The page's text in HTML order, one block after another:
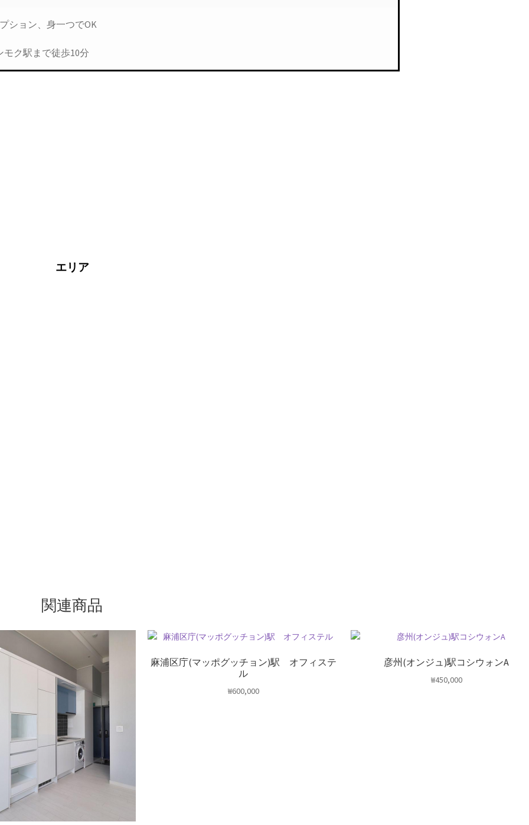
ション、身一つでOK
モク駅まで徒歩10分
エリア
関連商品
麻浦区庁(マッポグッチョン)駅 オフィステ
ル
₩600,000
彦州(オンジュ)駅コシウォンA
₩450,000